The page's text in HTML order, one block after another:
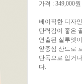
가격 : 349,000원
베이직한 디자
탄력감이 좋은
연출된 실루엣
앞중심 산드로
단독으로 입거
다.